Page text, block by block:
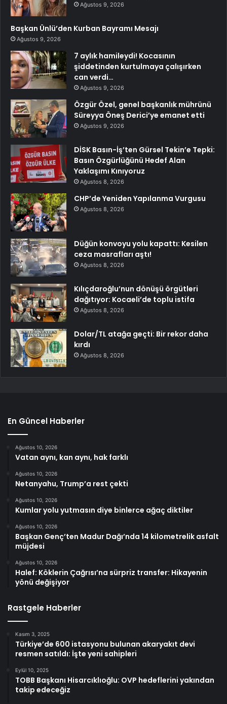
Ağustos 9, 2026
Başkan Ünlü’den Kurban Bayramı Mesajı
Ağustos 9, 2026
7 aylık hamileydi! Kocasının
şiddetinden kurtulmaya çalışırken
can verdi…
Ağustos 9, 2026
Özgür Özel, genel başkanlık mührünü
Süreyya Öneş Derici’ye emanet etti
Ağustos 9, 2026
DİSK Basın-İş’ten Gürsel Tekin’e Tepki:
Basın Özgürlüğünü Hedef Alan
Yaklaşımı Kınıyoruz
Ağustos 8, 2026
CHP’de Yeniden Yapılanma Vurgusu
Ağustos 8, 2026
Düğün konvoyu yolu kapattı: Kesilen
ceza masrafları aştı!
Ağustos 8, 2026
Kılıçdaroğlu’nun dönüşü örgütleri
dağıtıyor: Kocaeli’de toplu istifa
Ağustos 8, 2026
Dolar/TL atağa geçti: Bir rekor daha
kırdı
Ağustos 8, 2026
En Güncel Haberler
Ağustos 10, 2026
Vatan aynı, kan aynı, hak farklı
Ağustos 10, 2026
Netanyahu, Trump’a rest çekti
Ağustos 10, 2026
Kumlar yolu yutmasın diye binlerce ağaç diktiler
Ağustos 10, 2026
Başkan Genç’ten Madur Dağı’nda 14 kilometrelik asfalt
müjdesi
Ağustos 10, 2026
Halef: Köklerin Çağrısı’na sürpriz transfer: Hikayenin
yönü değişiyor
Rastgele Haberler
Kasım 3, 2025
Türkiye’de 600 istasyonu bulunan akaryakıt devi
resmen satıldı: İşte yeni sahipleri
Eylül 10, 2025
TOBB Başkanı Hisarcıklıoğlu: OVP hedeflerini yakından
takip edeceğiz